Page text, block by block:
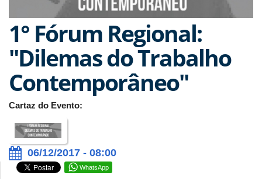
1° Fórum Regional:
"Dilemas do Trabalho
Contemporâneo"
Cartaz do Evento:
06/12/2017 - 08:00
WhatsApp